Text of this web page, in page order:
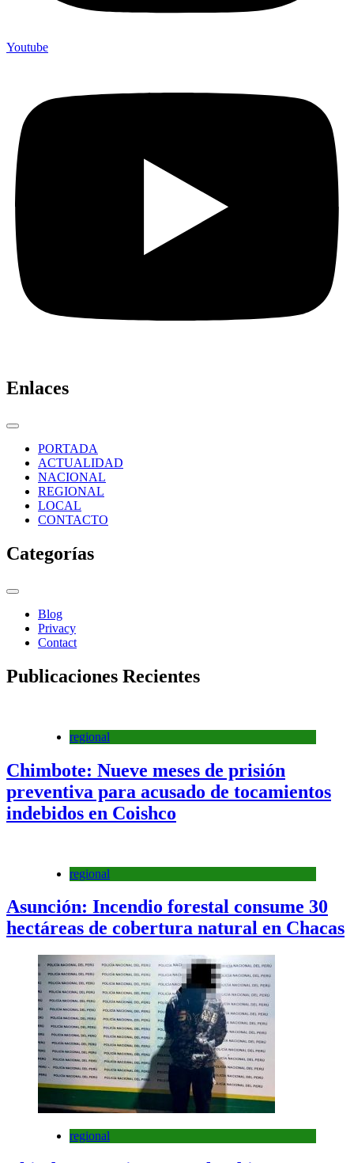
Youtube
Enlaces
PORTADA
ACTUALIDAD
NACIONAL
REGIONAL
LOCAL
CONTACTO
Categorías
Blog
Privacy
Contact
Publicaciones Recientes
regional
Chimbote: Nueve meses de prisión
preventiva para acusado de tocamientos
indebidos en Coishco
regional
Asunción: Incendio forestal consume 30
hectáreas de cobertura natural en Chacas
regional